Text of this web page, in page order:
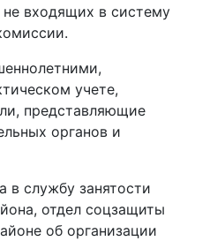
входящих в систему
учете,
представляющие
органов и
в службу занятости
отдел соцзащиты
об организации